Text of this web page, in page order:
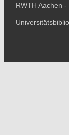
RWTH Aachen